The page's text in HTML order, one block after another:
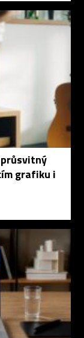
průsvitný
grafiku i